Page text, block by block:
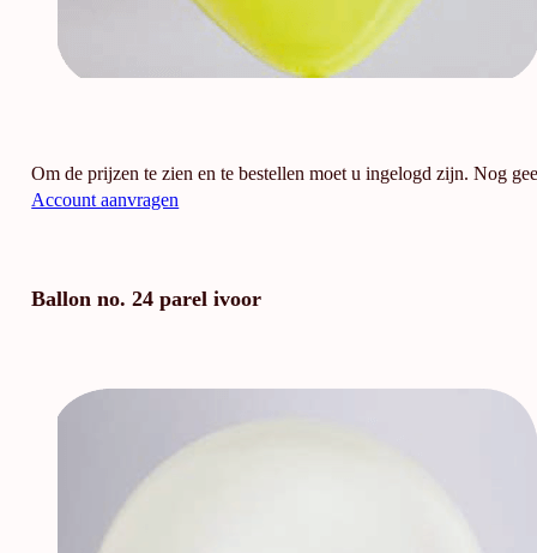
Om de prijzen te zien en te bestellen moet u ingelogd zijn. Nog
Account aanvragen
Ballon no. 24 parel ivoor